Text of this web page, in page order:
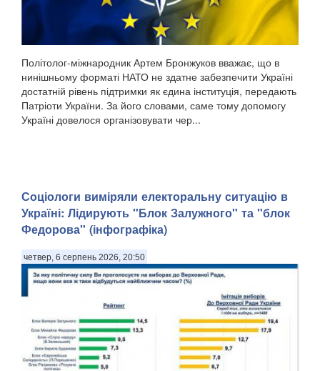
Політолог-міжнародник Артем Бронжуков вважає, що в
нинішньому форматі НАТО не здатне забезпечити Україні
достатній рівень підтримки як єдина інституція, передають
Патріоти України. За його словами, саме тому допомогу
Україні довелося організовувати чер...
Соціологи виміряли електоральну ситуацію в
Україні: ​Лідирують "Блок Залужного" та "блок
Федорова" (інфографіка)
четвер, 6 серпень 2026, 20:50